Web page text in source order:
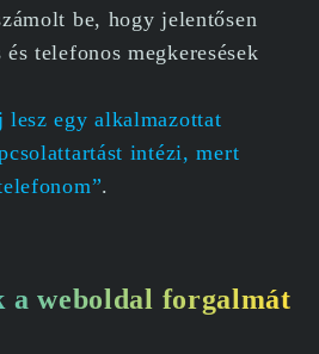
be, hogy jelentősen
telefonos megkeresések
lesz egy alkalmazottat
intézi, mert
.
a weboldal forgalmát